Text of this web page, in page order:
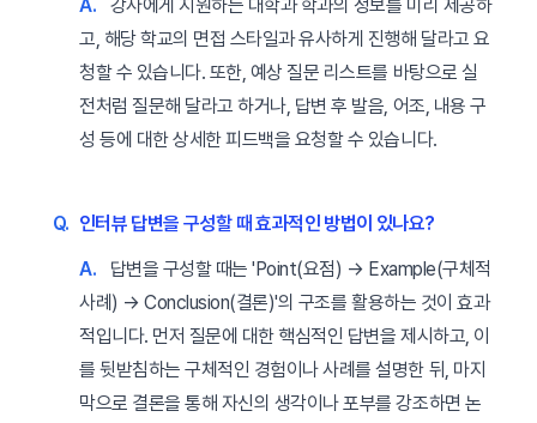
A.
강사에게 지원하는 대학과 학과의 정보를 미리 제공하
고, 해당 학교의 면접 스타일과 유사하게 진행해 달라고 요
청할 수 있습니다. 또한, 예상 질문 리스트를 바탕으로 실
전처럼 질문해 달라고 하거나, 답변 후 발음, 어조, 내용 구
성 등에 대한 상세한 피드백을 요청할 수 있습니다.
Q. 인터뷰 답변을 구성할 때 효과적인 방법이 있나요?
A.
답변을 구성할 때는 'Point(요점) → Example(구체적
사례) → Conclusion(결론)'의 구조를 활용하는 것이 효과
적입니다. 먼저 질문에 대한 핵심적인 답변을 제시하고, 이
를 뒷받침하는 구체적인 경험이나 사례를 설명한 뒤, 마지
막으로 결론을 통해 자신의 생각이나 포부를 강조하면 논